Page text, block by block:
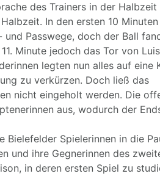
des Trainers in der
In den ersten 10
Passwege, doch der Ball
Minute jedoch das Tor von
legten nun alles auf eine
zu verkürzen. Doch ließ das
nicht eingeholt werden. Die
aus, wodurch der
Spielerinnen in die
und ihre Gegnerinnen des
in deren ersten Spiel zu